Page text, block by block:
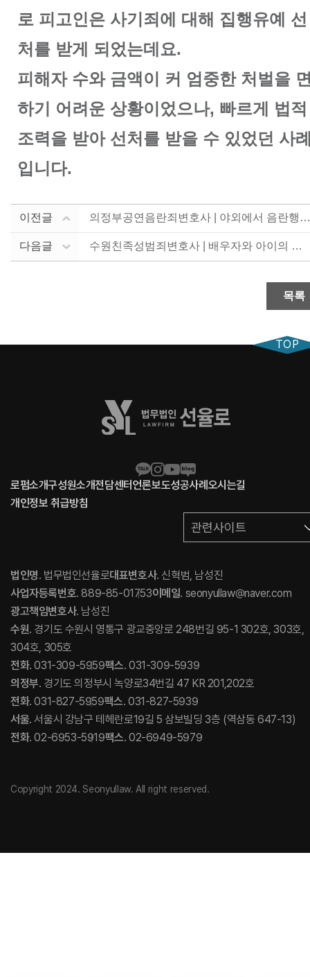
로 피고인은 사기죄에 대해 집행유예 선
처를 받게 되었는데요.
피해자 수와 금액이 커 엄중한 처벌을
하기 어려운 상황이었으나, 빠르게 법적
조력을 받아 선처를 받을 수 있었던 사
입니다.
이전글 의정부공연음란죄변호사 | 야외에서 음란행위를 하다가 신....
다음글 수원친족성범죄변호사 | 배우자와 아이의 진술로 억울하게....
목록
로펌소개구성원소개전담센터언론보도성공사례 오시는길
개인정보 취급방침
관련사이트
법인명. 법무법인선율로대표변호사. 신혁범, 남성진
사업자등록번호. 889-85-01753이메일. seonyullaw@naver.com
광고책임변호사. 남성진
수원. 경기도 수원시 영통구 광교중앙로 248번길 95-1 302호, 303호,
304호, 305호
전화. 031-309-5959팩스. 031-309-5939
의정부. 경기도 의정부시 녹양로34번길 47 KR 201,202호
전화. 031-827-5959팩스. 031-827-5939
서울. 서울시 강남구 테헤란로19길 5 삼보빌딩 3층 (역삼동 647-13)
전화. 02-6953-5919팩스. 02-6949-5979
Copyright 2024. Seonyullaw. All right reserved.
TOP